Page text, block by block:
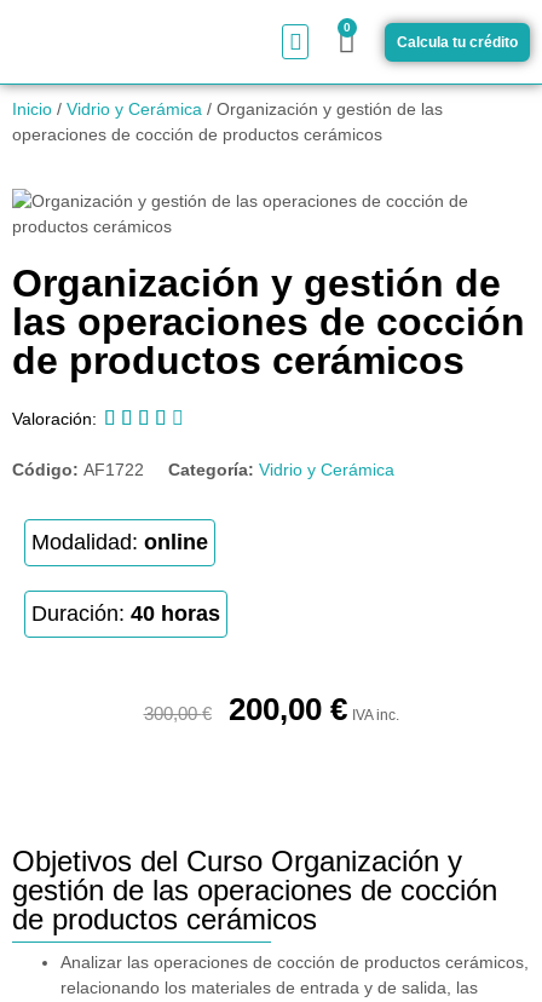
0
Calcula tu crédito
Inicio / Vidrio y Cerámica / Organización y gestión de las
operaciones de cocción de productos cerámicos
Organización y gestión de
las operaciones de cocción
de productos cerámicos
Valoración:     
Código: AF1722 Categoría: Vidrio y Cerámica
Modalidad: online
Duración: 40 horas
300,00€ 200,00 € IVA inc.
Objetivos del Curso Organización y
gestión de las operaciones de cocción
de productos cerámicos
Analizar las operaciones de cocción de productos cerámicos,
relacionando los materiales de entrada y de salida, las